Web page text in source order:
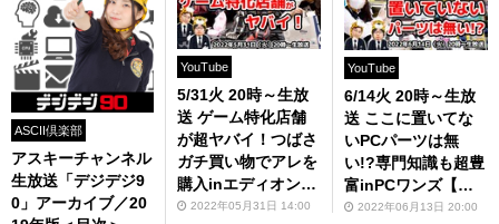
ASCII倶楽部
アスキーチャンネル
生放送「デジデジ9
0」アーカイブ／20
YouTube
5/31火 20時～生放
送 ゲーム特化店舗
が超ヤバイ！つばさ
ガチ買い物でアレを
購入inエディオンな
んば本店【ジサトラ
2022年05月31日 14:00
YouTube
6/14火 20時～生放
送 ここに置いてな
いPCパーツは無
い!?専門知識も超豊
富inPCワンズ【ジ
サトラコンシェルジ
2022年06月13日 20:00